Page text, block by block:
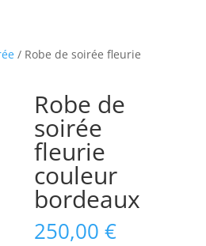
/ Robe de soirée fleurie
Robe de
soirée
fleurie
couleur
bordeaux
250,00€